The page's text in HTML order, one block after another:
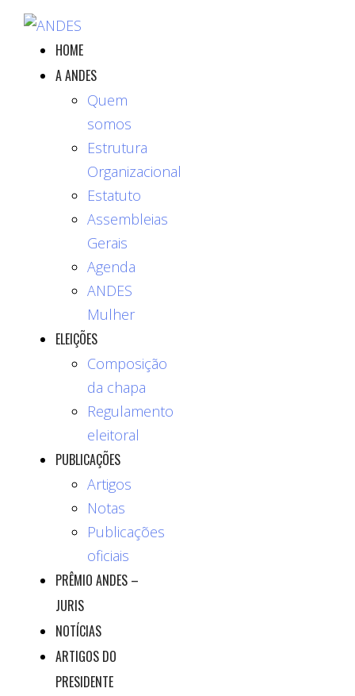
HOME
A ANDES
Quem
somos
Estrutura
Organizacional
Estatuto
Assembleias
Gerais
Agenda
ANDES
Mulher
ELEIÇÕES
Composição
da chapa
Regulamento
eleitoral
PUBLICAÇÕES
Artigos
Notas
Publicações
oficiais
PRÊMIO ANDES –
JURIS
NOTÍCIAS
ARTIGOS DO
PRESIDENTE